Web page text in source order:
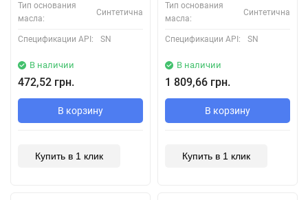
Тип основания
масла:
Синтетична
Спецификации API: SN
В наличии
472,52 грн.
В корзину
Купить в 1 клик
Тип основания
масла:
Синтетична
Спецификации API: SN
В наличии
1 809,66 грн.
В корзину
Купить в 1 клик